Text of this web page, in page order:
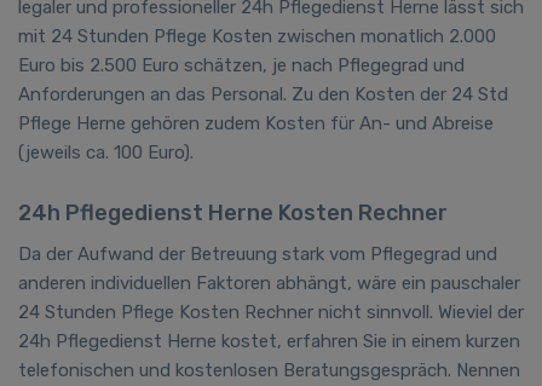
legaler und professioneller 24h Pflegedienst Herne lässt sich
mit 24 Stunden Pflege Kosten zwischen monatlich 2.000
Euro bis 2.500 Euro schätzen, je nach Pflegegrad und
Anforderungen an das Personal. Zu den Kosten der 24 Std
Pflege Herne gehören zudem Kosten für An- und Abreise
(jeweils ca. 100 Euro).
24h Pflegedienst Herne Kosten Rechner
Da der Aufwand der Betreuung stark vom Pflegegrad und
anderen individuellen Faktoren abhängt, wäre ein pauschaler
24 Stunden Pflege Kosten Rechner nicht sinnvoll. Wieviel der
24h Pflegedienst Herne kostet, erfahren Sie in einem kurzen
telefonischen und kostenlosen Beratungsgespräch. Nennen